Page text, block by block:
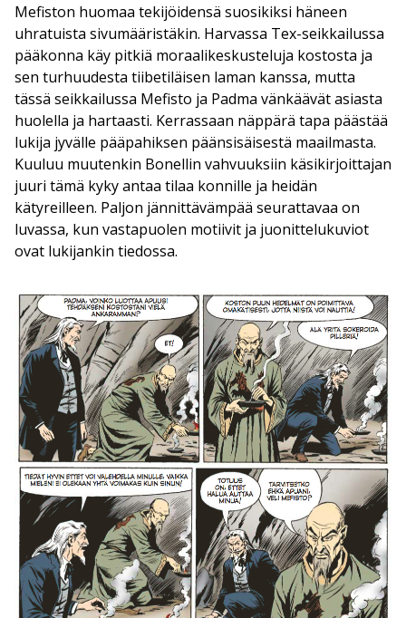
Mefiston huomaa tekijöidensä suosikiksi häneen
uhratuista sivumääristäkin. Harvassa Tex-seikkailussa
pääkonna käy pitkiä moraalikeskusteluja kostosta ja
sen turhuudesta tiibetiläisen laman kanssa, mutta
tässä seikkailussa Mefisto ja Padma vänkäävät asiasta
huolella ja hartaasti. Kerrassaan näppärä tapa päästää
lukija jyvälle pääpahiksen päänsisäisestä maailmasta.
Kuuluu muutenkin Bonellin vahvuuksiin käsikirjoittajan
juuri tämä kyky antaa tilaa konnille ja heidän
kätyreilleen. Paljon jännittävämpää seurattavaa on
luvassa, kun vastapuolen motiivit ja juonittelukuviot
ovat lukijankin tiedossa.